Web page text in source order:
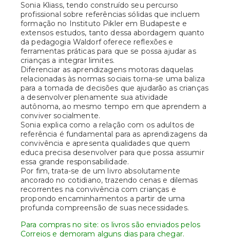
Sonia Kliass, tendo construído seu percurso
profissional sobre referências sólidas que incluem
formação no Instituto Pikler em Budapeste e
extensos estudos, tanto dessa abordagem quanto
da pedagogia Waldorf oferece reflexões e
ferramentas práticas para que se possa ajudar as
crianças a integrar limites.
Diferenciar as aprendizagens motoras daquelas
relacionadas às normas sociais torna-se uma baliza
para a tomada de decisões que ajudarão as crianças
a desenvolver plenamente sua atividade
autônoma, ao mesmo tempo em que aprendem a
conviver socialmente.
Sonia explica como a relação com os adultos de
referência é fundamental para as aprendizagens da
convivência e apresenta qualidades que quem
educa precisa desenvolver para que possa assumir
essa grande responsabilidade.
Por fim, trata-se de um livro absolutamente
ancorado no cotidiano, trazendo cenas e dilemas
recorrentes na convivência com crianças e
propondo encaminhamentos a partir de uma
profunda compreensão de suas necessidades.
Para compras no site: os livros são enviados pelos
Correios e demoram alguns dias para chegar.